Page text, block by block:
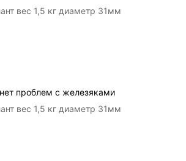
вес 1,5 кг диаметр 31мм
проблем с железяками
вес 1,5 кг диаметр 31мм